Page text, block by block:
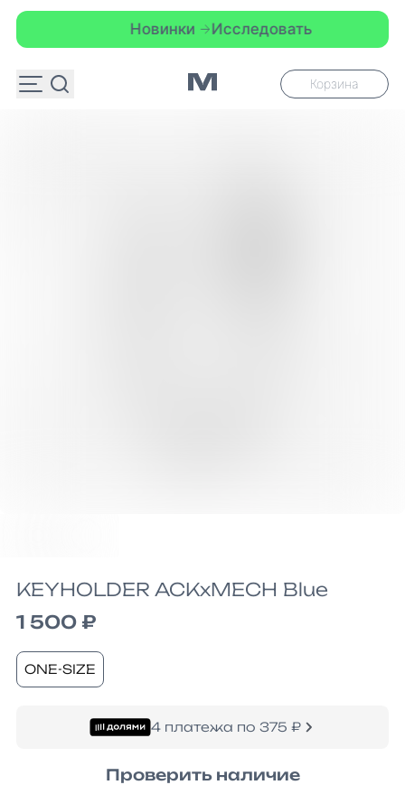
Новинки Исследовать
Корзина
KEYHOLDER ACKxMECH Blue
1 500 ₽
ONE-SIZE
4 платежа по 375 ₽
Проверить наличие